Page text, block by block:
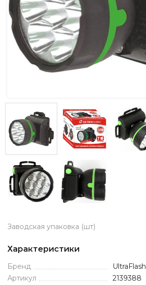
Заводская упаковка (шт)
Характеристики
Бренд
UltraFlash
Артикул
2139388